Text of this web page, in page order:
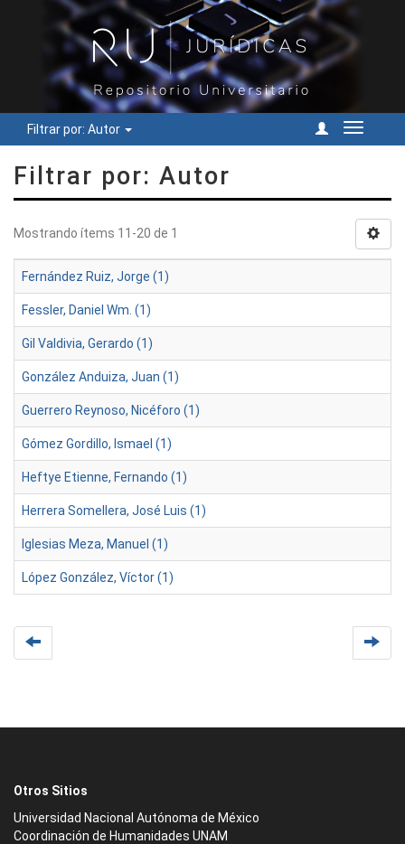
Filtrar por: Autor
Cambiar
Filtrar por: Autor
Mostrando ítems 11-20 de 1
Fernández Ruiz, Jorge (1)
Fessler, Daniel Wm. (1)
Gil Valdivia, Gerardo (1)
González Anduiza, Juan (1)
Guerrero Reynoso, Nicéforo (1)
Gómez Gordillo, Ismael (1)
Heftye Etienne, Fernando (1)
Herrera Somellera, José Luis (1)
Iglesias Meza, Manuel (1)
López González, Víctor (1)
Otros Sitios
Universidad Nacional Autónoma de México
Coordinación de Humanidades UNAM